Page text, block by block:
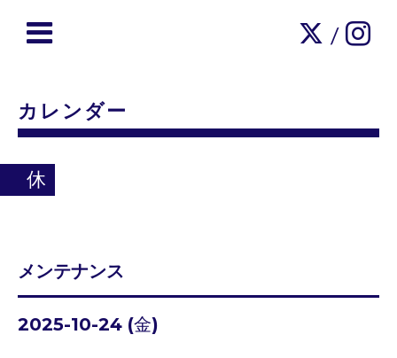
/
カレンダー
休
メンテナンス
2025-10-24 (金)